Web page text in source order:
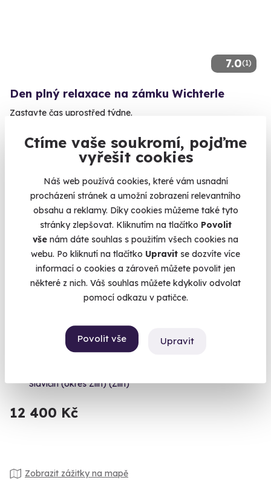
Ctíme vaše soukromí, pojďme
vyřešit cookies
Náš web používá cookies, které vám usnadní
procházení stránek a umožní zobrazení relevantního
obsahu a reklamy. Díky cookies můžeme také tyto
stránky zlepšovat. Kliknutím na tlačítko Povolit
vše nám dáte souhlas s použitím všech cookies na
webu. Po kliknutí na tlačítko Upravit se dozvíte více
informací o cookies a zároveň můžete povolit jen
některé z nich. Váš souhlas můžete kdykoliv odvolat
pomocí odkazu v patičce.
Povolit vše Upravit
7.0(1)
Den plný relaxace na zámku Wichterle
Zastavte čas uprostřed týdne.
Volný termín už 11. 08. 2026
Novinka
Pobyt pro dámy na zámku Wichterle
Slavičín (okres Zlín) (Zlín)
12 400 Kč
Zobrazit zážitky na mapě